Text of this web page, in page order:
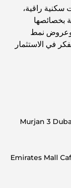
سكنية راقية،
بخصائصها
وعروض نمط
في الاستثمار
Murjan 3
Emirates Mall